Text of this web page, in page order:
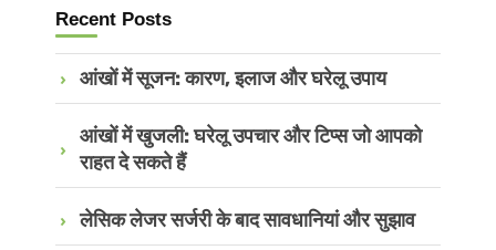
Recent Posts
आंखों में सूजन: कारण, इलाज और घरेलू उपाय
आंखों में खुजली: घरेलू उपचार और टिप्स जो आपको
राहत दे सकते हैं
लेसिक लेजर सर्जरी के बाद सावधानियां और सुझाव